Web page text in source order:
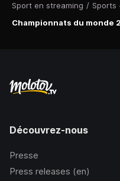
Sport en streaming / Sports
Championnats du monde
Découvrez-nous
Presse
Press releases (en)